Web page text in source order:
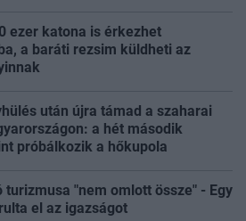
ezer katona is érkezhet
a baráti rezsim küldheti az
után újra támad a szaharai
a hét második
próbálkozik a hőkupola
turizmusa "nem omlott össze" - Egy
el az igazságot